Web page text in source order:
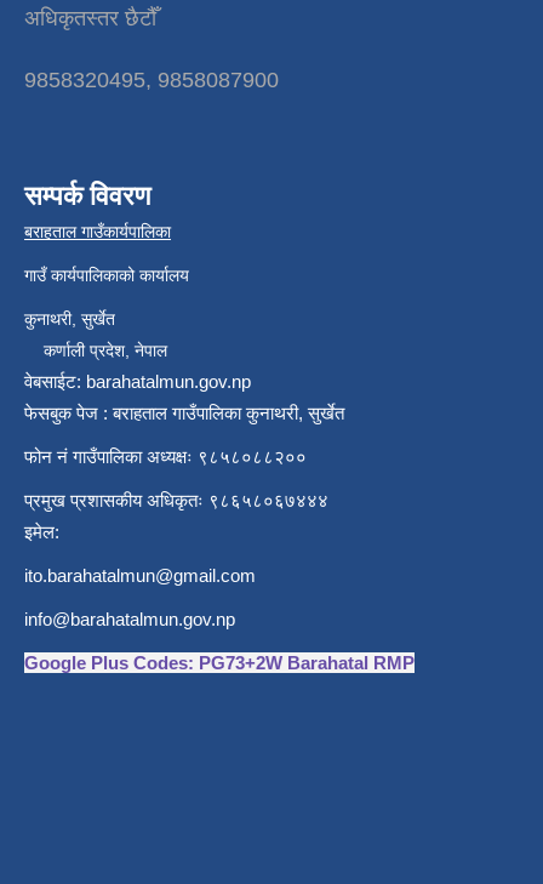
अधिकृतस्तर छैटौँ
9858320495, 9858087900
सम्पर्क विवरण
बराहताल गाउँकार्यपालिका
गाउँ कार्यपालिकाको कार्यालय
कुनाथरी, सुर्खेत
कर्णाली प्रदेश, नेपाल
वेबसाईट: barahatalmun.gov.np
फेसबुक पेज : बराहताल गाउँपालिका कुनाथरी, सुर्खेत
फोन नं गाउँपालिका अध्यक्षः ९८५८०८८२००
प्रमुख प्रशासकीय अधिकृतः ९८६५८०६७४४४
इमेल:
ito.barahatalmun@gmail.com
info@barahatalmun.gov.np
Google Plus Codes: PG73+2W Barahatal RMP